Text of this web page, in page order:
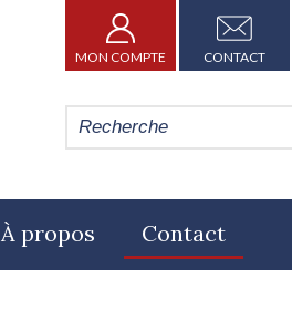
MON COMPTE CONTACT
À propos Contact